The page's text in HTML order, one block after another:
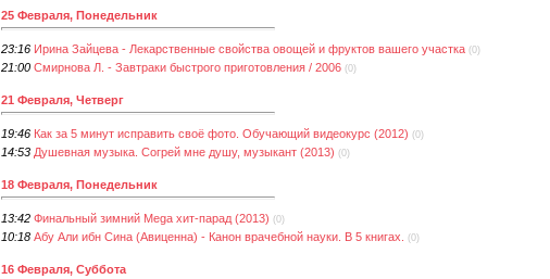
25 Февраля, Понедельник
23:16 Ирина Зайцева - Лекарственные свойства овощей и фруктов вашего участка (0)
21:00 Смирнова Л. - Завтраки быстрого приготовления / 2006 (0)
21 Февраля, Четверг
19:46 Как за 5 минут исправить своё фото. Обучающий видеокурс (2012) (0)
14:53 Душевная музыка. Согрей мне душу, музыкант (2013) (0)
18 Февраля, Понедельник
13:42 Финальный зимний Mega хит-парад (2013) (0)
10:18 Абу Али ибн Сина (Авиценна) - Канон врачебной науки. В 5 книгах. (0)
16 Февраля, Суббота